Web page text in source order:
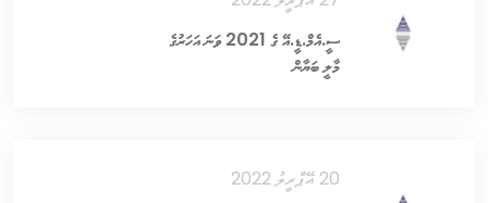
ސީ.އެމް.ޑީ.އޭ ގެ 2021 ވަނަ އަހަރުގެ
މާލީ ބަޔާން
20 އޭޕްރީލު 2022